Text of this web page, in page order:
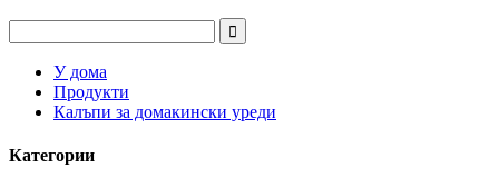
У дома
Продукти
Калъпи за домакински уреди
Категории